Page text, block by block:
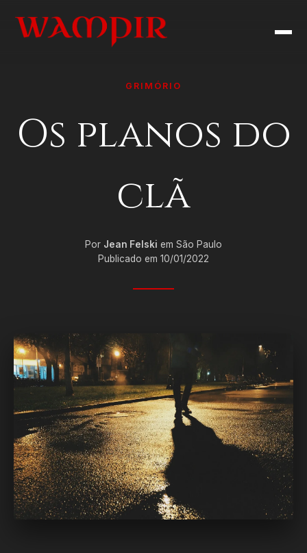
GRIMÓRIO
Os planos do
clã
Por Jean Felski em São Paulo
Publicado em 10/01/2022